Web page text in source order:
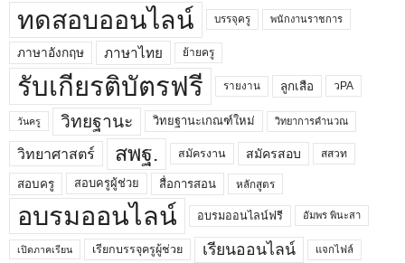
ทดสอบออนไลน์ บรรจุครู พนักงานราชการ
ภาษาอังกฤษ ภาษาไทย ย้ายครู
รับเกียรติบัตรฟรี รายงาน ลูกเสือ วPA
วันครู วิทยฐานะ วิทยฐานะเกณฑ์ใหม่ วิทยาการคำนวณ
วิทยาศาสตร์ สพฐ. สมัครงาน สมัครสอบ สสวท
สอบครู สอบครูผู้ช่วย สื่อการสอน หลักสูตร
อบรมออนไลน์ อบรมออนไลน์ฟรี อัมพร พินะสา
เปิดภาคเรียน เรียกบรรจุครูผู้ช่วย เรียนออนไลน์ แจกไฟล์